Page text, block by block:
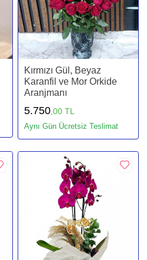
Kırmızı Gül, Beyaz
Karanfil ve Mor Orkide
Aranjmanı
5.750,00 TL
Aynı Gün Ücretsiz Teslimat